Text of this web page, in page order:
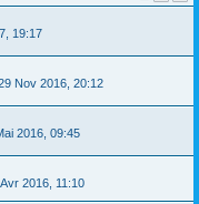
19:17
Nov 2016, 20:12
2016, 09:45
Avr 2016, 11:10